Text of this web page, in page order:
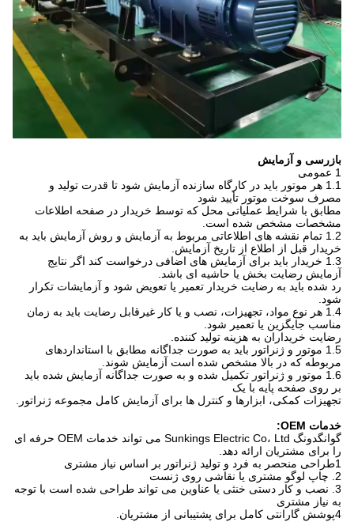
بازرسی و آزمایش
1 عمومی
1.1 هر موتور باید در کارگاه سازنده آزمایش شود تا قدرت تولید و
مصرف سوخت موتور تأیید شود
مطابق با شرایط عملیاتی محل که توسط خریدار در صفحه اطلاعات
مشخصات مشخص شده است.
1.2 تمام نقشه های اطلاعاتی مربوط به آزمایش و روش آزمایش باید به
خریدار قبل از اطلاع از تاریخ آزمایش.
1.3 خریدار باید برای آزمایش های اضافی درخواست کند اگر نتایج
آزمایش رضایت بخش یا حاشیه ای باشد.
رد شده باید به رضایت خریدار تعمیر یا تعویض شود و آزمایشات تکرار
شود.
1.4 هر نوع مواد، تجهیزات، نصب و یا کار غیرقابل رضایت باید به زمان
مناسب جایگزین یا تعمیر شود.
رضایت خریداران به هزینه تولید کننده.
1.5 موتور و ژنراتور باید به صورت جداگانه مطابق با استانداردهای
مربوطه که در بالا مشخص شده است آزمایش شوند.
1.6 موتور و ژنراتور تکمیل شده و به صورت جداگانه آزمایش شده باید
بر روی صفحه پایه با یک
تجهیزات کمکی، ابزارها و کنترل ها برای آزمایش کامل مجموعه ژنراتور.
خدمات OEM:
گوانگدونگ Sunkings Electric Co، Ltd می تواند خدمات OEM حرفه ای
را برای مشتریان ارائه دهد.
1طراحی منحصر به فرد و تولید ژنراتور بر اساس نیاز مشتری
2. چاپ لوگو مشتری یا نقاشی روی ژنست
3. نصب و کار دستی خنثی یا عناوین می تواند طراحی شده است با توجه
به نیاز مشتری
4پوشش گارانتی کامل برای پشتیبانی از مشتریان.